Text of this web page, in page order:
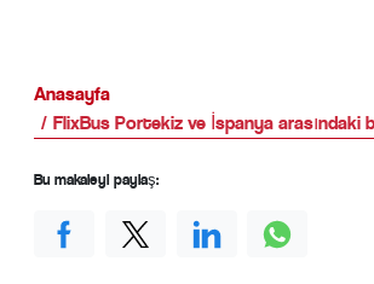
Anasayfa
FlixBus Portekiz ve İspanya arasındaki
Bu makaleyi paylaş: